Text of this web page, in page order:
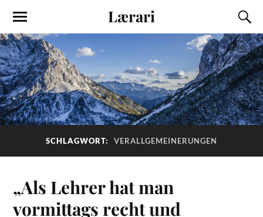
Lærari
SCHLAGWORT: VERALLGEMEINERUNGEN
„Als Lehrer hat man
vormittags recht und